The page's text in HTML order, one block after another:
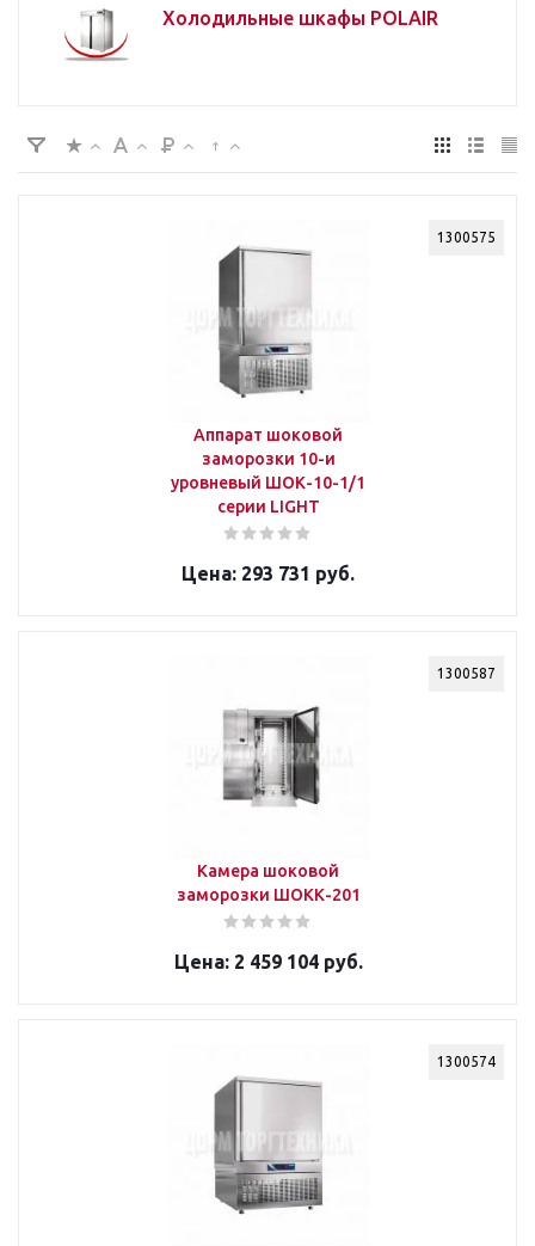
Холодильные шкафы POLAIR
1300575
Аппарат шоковой
заморозки 10-и
уровневый ШОК-10-1/1
серии LIGHT
293 731 руб.
1300587
Камера шоковой
заморозки ШОКК-201
2 459 104 руб.
1300574